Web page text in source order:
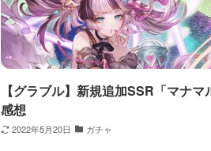
【グラブル】新規追加SSR「マナ
感想
2022年5月20日 ガチャ